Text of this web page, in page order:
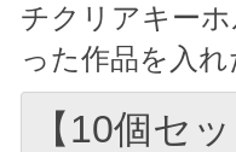
チクリアキー
った作品を入
【10個セ